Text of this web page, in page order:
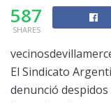
587
SHARES
El Sindicato
denunció